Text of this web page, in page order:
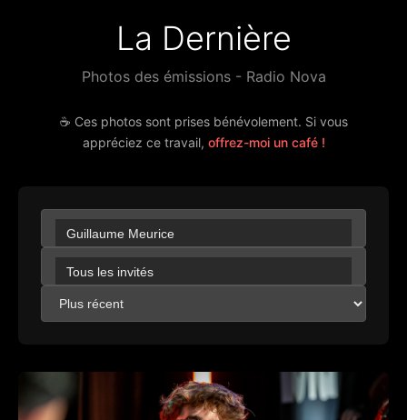
La Dernière
Photos des émissions - Radio Nova
☕ Ces photos sont prises bénévolement. Si vous
appréciez ce travail, offrez-moi un café !